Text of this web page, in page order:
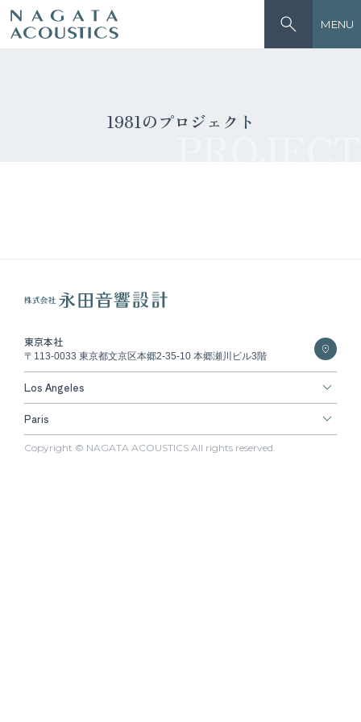
MENU
1981のプロジェクト
東京本社
〒113-0033 東京都文京区本郷2-35-10 本郷瀬川ビル3階
Los Angeles
Paris
Copyright © NAGATA ACOUSTICS All rights reserved.